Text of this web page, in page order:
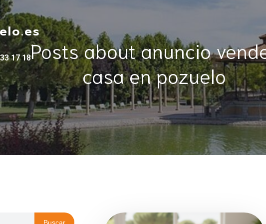
17 18Posts about anuncio
casa en pozuelo